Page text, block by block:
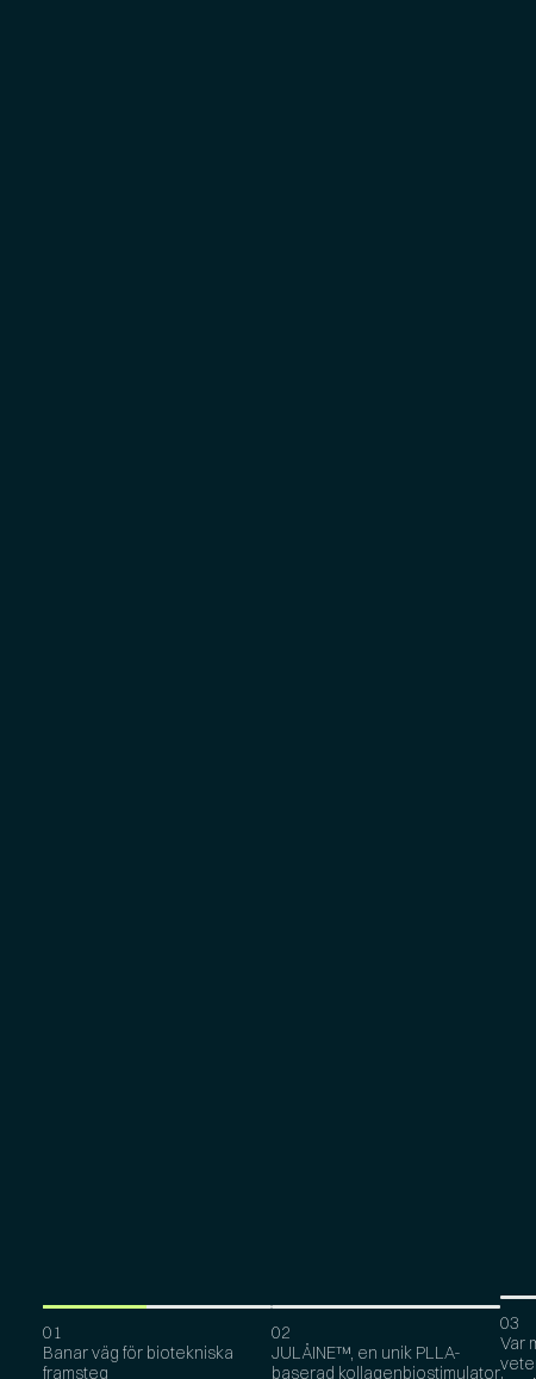
01
Banar väg för biotekniska
framsteg
02
JULÄINE™, en unik PLLA-
baserad kollagenbiostimulator
03
Var